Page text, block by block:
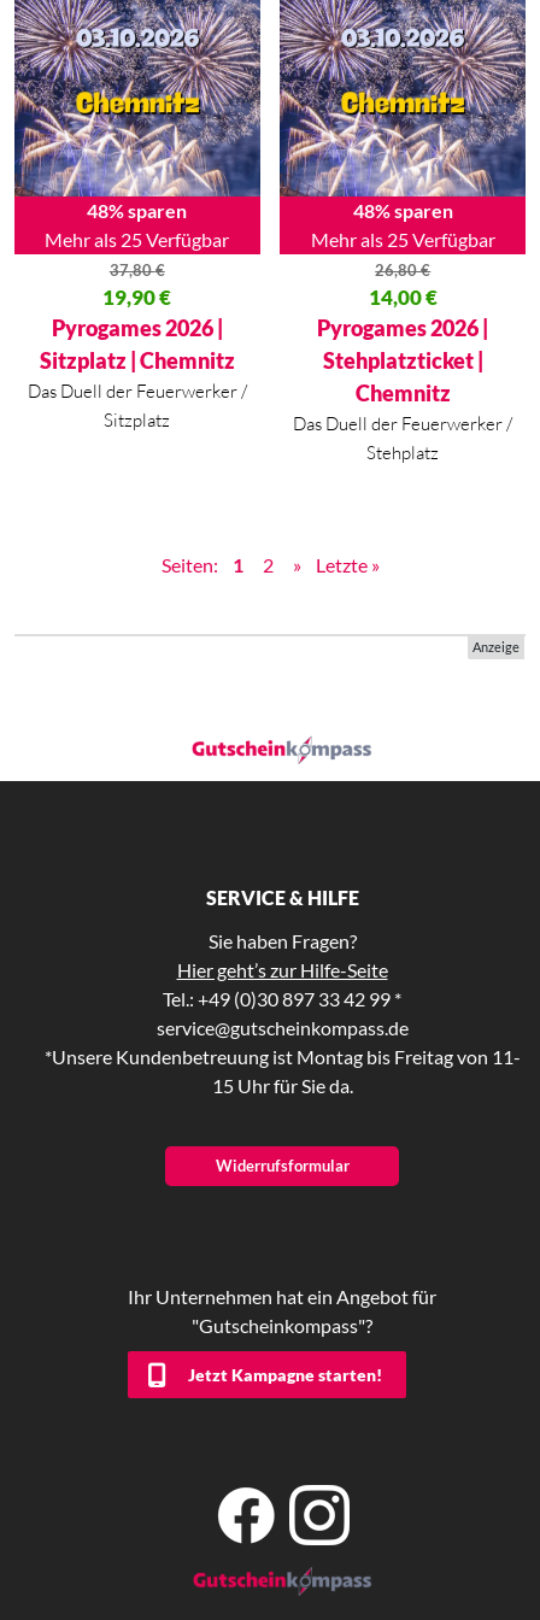
48% sparen
Mehr als 25 Verfügbar
37,80€
Ursprünglicher Preis war: 37,80 €
19,90€
Aktueller Preis ist: 19,90 €.
Pyrogames 2026 |
Sitzplatz | Chemnitz
Das Duell der Feuerwerker /
Sitzplatz
48% sparen
Mehr als 25 Verfügbar
26,80€
Ursprünglicher Preis war:
14,00€
Aktueller Preis ist: 14,00 €.
Pyrogames 2026 |
Stehplatzticket |
Chemnitz
Das Duell der Feuerwerker /
Stehplatz
Seiten: 1 2 » Letzte »
Anzeige
SERVICE & HILFE
Sie haben Fragen?
Hier geht’s zur Hilfe-Seite
Tel.: +49 (0)30 897 33 42 99 *
service@gutscheinkompass.de
*Unsere Kundenbetreuung ist Montag bis Freitag von 11-
15 Uhr für Sie da.
Widerrufsformular
Ihr Unternehmen hat ein Angebot für
"Gutscheinkompass"?
Jetzt Kampagne starten!